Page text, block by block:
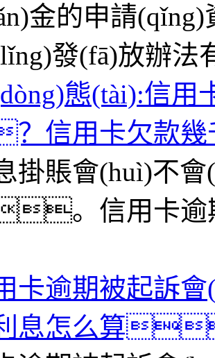
金的申請
發(fā)放辦
態(tài):信用
信用卡欠款
掛賬會(huì)不
。信用卡逾
卡逾期被起訴
息怎么算